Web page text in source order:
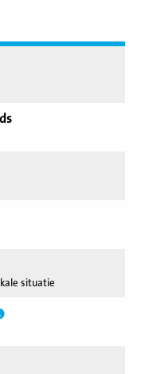
situatie